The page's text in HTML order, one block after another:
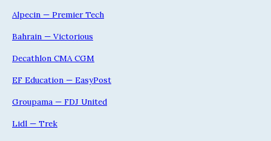
Alpecin — Premier Tech
Bahrain — Victorious
Decathlon CMA CGM
EF Education — EasyPost
Groupama — FDJ United
Lidl — Trek